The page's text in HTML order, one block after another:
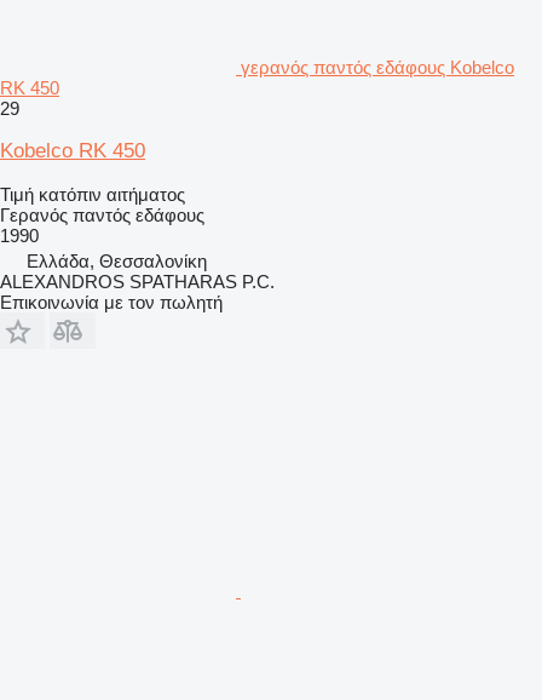
γερανός παντός εδάφους Kobelco
RK 450
29
Kobelco RK 450
Τιμή κατόπιν αιτήματος
Γερανός παντός εδάφους
1990
Ελλάδα, Θεσσαλονίκη
ALEXANDROS SPATHARAS P.C.
Επικοινωνία με τον πωλητή